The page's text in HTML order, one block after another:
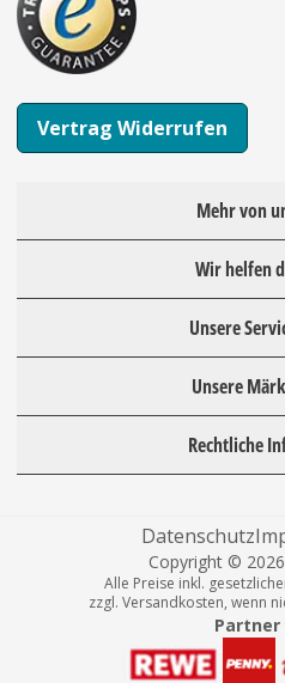
Vertrag Widerrufen
Mehr von
Wir helfen
Unsere
Unsere
Rechtliche
Datenschutz
Copyright ©
Alle Preise inkl.
zzgl. Versandkosten, wenn
Partner